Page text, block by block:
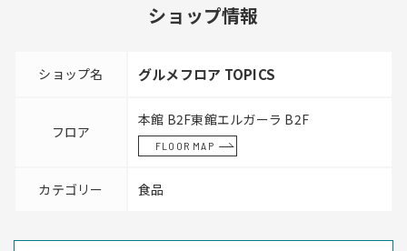
ショップ情報
ショップ名 グルメフロア TOPICS
フロア
本館 B2F東館エルガーラ B2F
FLOOR MAP
カテゴリー 食品